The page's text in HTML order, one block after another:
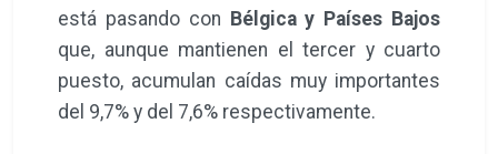
está pasando con Bélgica y Países Bajos
que, aunque mantienen el tercer y cuarto
puesto, acumulan caídas muy importantes
del 9,7% y del 7,6% respectivamente.